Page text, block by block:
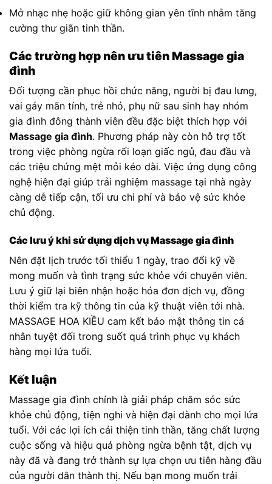
Mở nhạc nhẹ hoặc giữ không gian yên tĩnh nhằm tăng
cường thư giãn tinh thần.
Các trường hợp nên ưu tiên Massage gia
đình
Đối tượng cần phục hồi chức năng, người bị đau lưng,
vai gáy mãn tính, trẻ nhỏ, phụ nữ sau sinh hay nhóm
gia đình đông thành viên đều đặc biệt thích hợp với
Massage gia đình. Phương pháp này còn hỗ trợ tốt
trong việc phòng ngừa rối loạn giấc ngủ, đau đầu và
các triệu chứng mệt mỏi kéo dài. Việc ứng dụng công
nghệ hiện đại giúp trải nghiệm massage tại nhà ngày
càng dễ tiếp cận, tối ưu chi phí và bảo vệ sức khỏe
chủ động.
Các lưu ý khi sử dụng dịch vụ Massage gia đình
Nên đặt lịch trước tối thiểu 1 ngày, trao đổi kỹ về
mong muốn và tình trạng sức khỏe với chuyên viên.
Lưu ý giữ lại biên nhận hoặc hóa đơn dịch vụ, đồng
thời kiểm tra kỹ thông tin của kỹ thuật viên tới nhà.
MASSAGE HOA KIỀU cam kết bảo mật thông tin cá
nhân tuyệt đối trong suốt quá trình phục vụ khách
hàng mọi lứa tuổi.
Kết luận
Massage gia đình chính là giải pháp chăm sóc sức
khỏe chủ động, tiện nghi và hiện đại dành cho mọi lứa
tuổi. Với các lợi ích cải thiện tinh thần, tăng chất lượng
cuộc sống và hiệu quả phòng ngừa bệnh tật, dịch vụ
này đã và đang trở thành sự lựa chọn ưu tiên hàng đầu
của người dân thành thị. Nếu bạn mong muốn trải